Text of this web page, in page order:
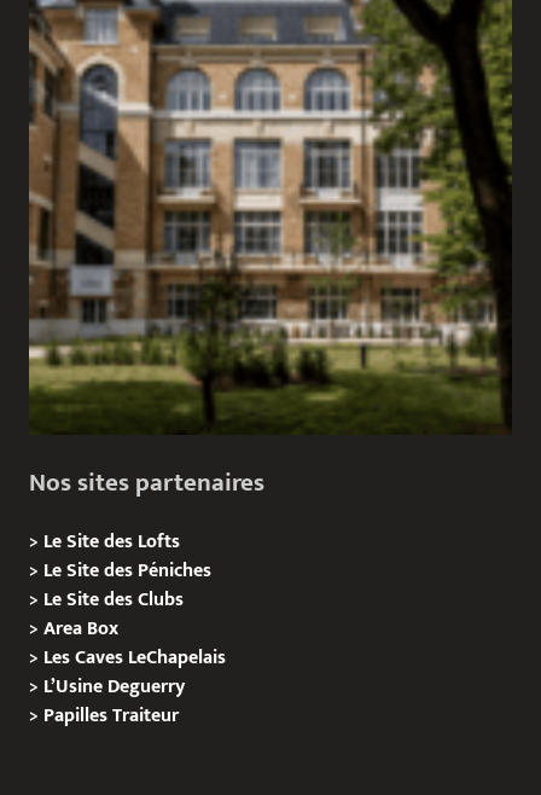
Nos sites partenaires
> Le Site des Lofts
> Le Site des Péniches
> Le Site des Clubs
>Area Box
> Les Caves LeChapelais
> L’Usine Deguerry
> PapillesTraiteur